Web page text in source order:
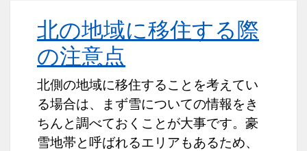
北の地域に移住する際
の注意点
北側の地域に移住することを考えてい
る場合は、まず雪についての情報をき
ちんと調べておくことが大事です。豪
雪地帯と呼ばれるエリアもあるため、